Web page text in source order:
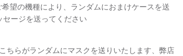
望の機種により、ランダムにおまけケースを送
ージを送ってください
ちらがランダムにマスクを送りいたします、弊店